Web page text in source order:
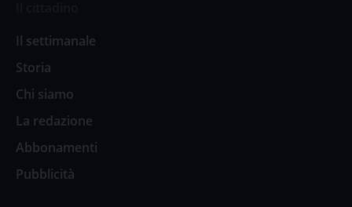
Il settimanale
Storia
Chi siamo
La redazione
Abbonamenti
Pubblicità